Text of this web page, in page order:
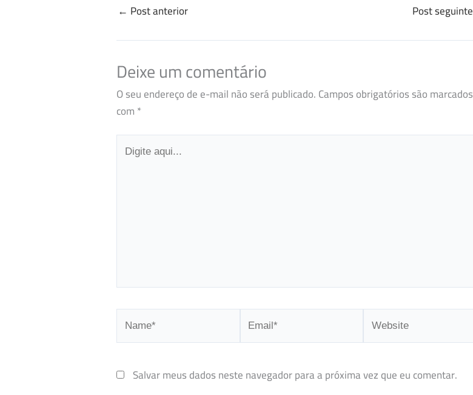
← Post anterior Post seguinte
Deixe um comentário
O seu endereço de e-mail não será publicado.Campos obrigatórios são marcados
com*
Digite
aqui...
Name* Email* Website
Salvar meus dados neste navegador para a próxima vez que eu comentar.